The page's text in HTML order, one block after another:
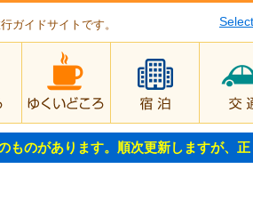
ガイドサイトです。
みどころ
のがあります。順次更新しますが、